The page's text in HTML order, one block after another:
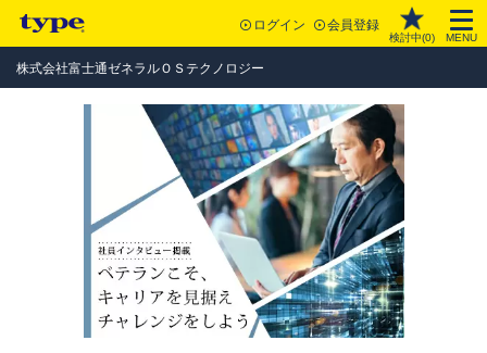
ログイン 会員登録
検討中(0) MENU
株式会社富士通ゼネラルＯＳテクノロジー